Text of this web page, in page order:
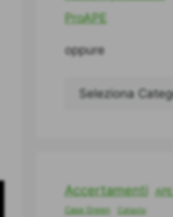
ProAPE
oppure
Accertamenti
Case Green Catasto